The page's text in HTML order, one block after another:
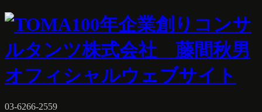
03-6266-2559